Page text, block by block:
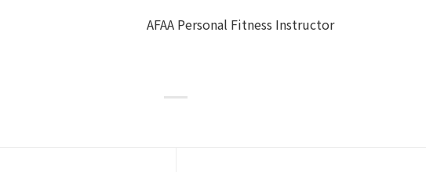
AFAA Personal Fitness Instructor